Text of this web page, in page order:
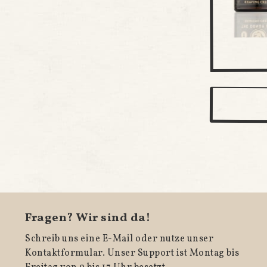
Fragen? Wir sind da!
Schreib uns eine E-Mail oder nutze unser
Kontaktformular. Unser Support ist Montag bis